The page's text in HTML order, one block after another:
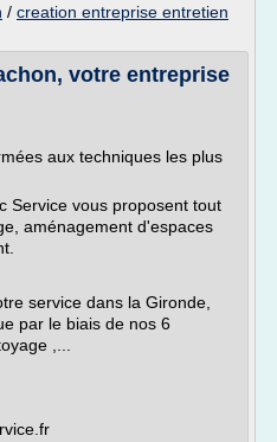
/ creation entreprise entretien
votre entreprise
aux techniques les plus
Service vous proposent tout
aménagement d'espaces
service dans la Gironde,
par le biais de nos 6
,...